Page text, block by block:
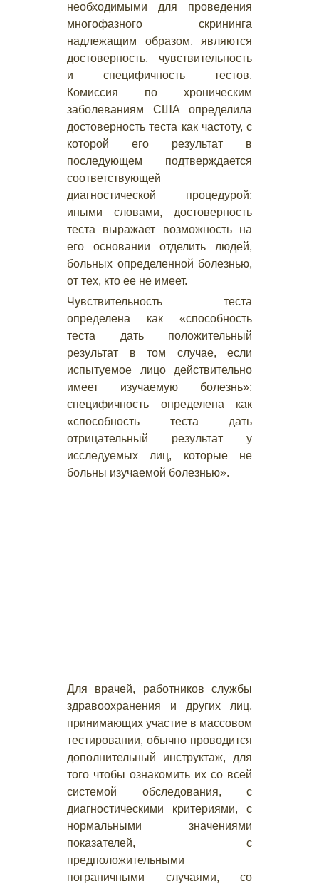
необходимыми для проведения
многофазного скрининга
надлежащим образом, являются
достоверность, чувствительность
и специфичность тестов.
Комиссия по хроническим
заболеваниям США определила
достоверность теста как частоту, с
которой его результат в
последующем подтверждается
соответствующей
диагностической процедурой;
иными словами, достоверность
теста выражает возможность на
его основании отделить людей,
больных определенной болезнью,
от тех, кто ее не имеет.
Чувствительность теста
определена как «способность
теста дать положительный
результат в том случае, если
испытуемое лицо действительно
имеет изучаемую болезнь»;
специфичность определена как
«способность теста дать
отрицательный результат у
исследуемых лиц, которые не
больны изучаемой болезнью».
Для врачей, работников службы
здравоохранения и других лиц,
принимающих участие в массовом
тестировании, обычно проводится
дополнительный инструктаж, для
того чтобы ознакомить их со всей
системой обследования, с
диагностическими критериями, с
нормальными значениями
показателей, с
предположительными
пограничными случаями, со